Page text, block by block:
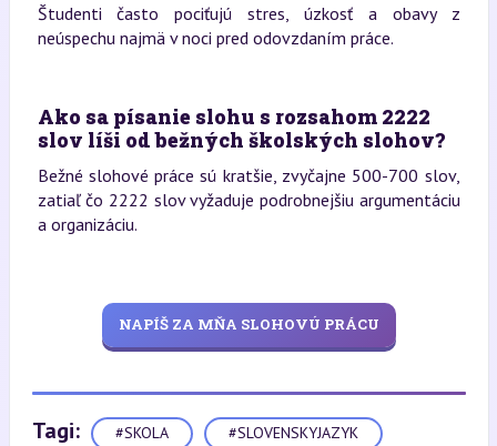
Študenti často pociťujú stres, úzkosť a obavy z
neúspechu najmä v noci pred odovzdaním práce.
Ako sa písanie slohu s rozsahom 2222
slov líši od bežných školských slohov?
Bežné slohové práce sú kratšie, zvyčajne 500-700 slov,
zatiaľ čo 2222 slov vyžaduje podrobnejšiu argumentáciu
a organizáciu.
NAPÍŠ ZA MŇA SLOHOVÚ PRÁCU
Tagi: #SKOLA #SLOVENSKYJAZYK